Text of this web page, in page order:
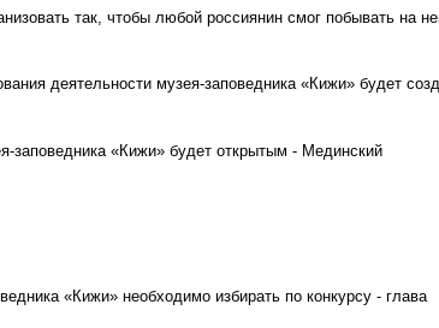
так, чтобы любой россиянин смог побывать на
деятельности музея-заповедника «Кижи» будет
заповедника «Кижи» будет открытым - Мединский
«Кижи» необходимо избирать по конкурсу - глава